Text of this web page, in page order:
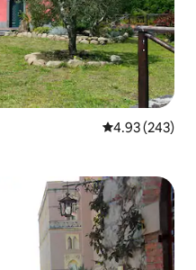
レビュー243
4.93 (243)